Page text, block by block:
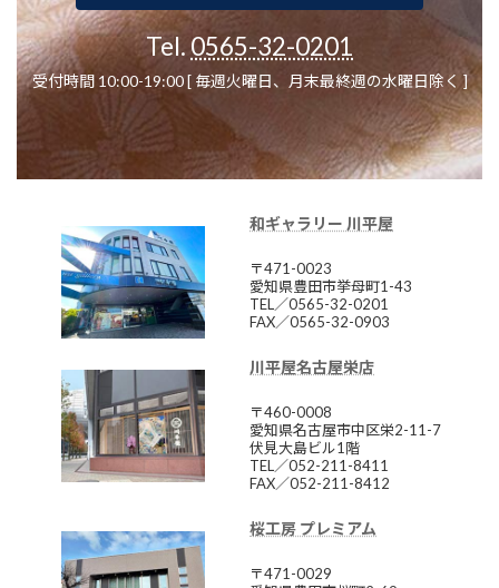
Tel. 0565-32-0201
受付時間 10:00-19:00 [ 毎週火曜日、月末最終週の水曜日除く ]
和ギャラリー 川平屋
〒471-0023
愛知県豊田市挙母町1-43
TEL／0565-32-0201
FAX／0565-32-0903
川平屋名古屋栄店
〒460-0008
愛知県名古屋市中区栄2-11-7
伏見大島ビル1階
TEL／052-211-8411
FAX／052-211-8412
桜工房 プレミアム
〒471-0029